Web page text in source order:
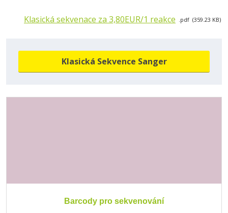
Klasická sekvenace za 3,80EUR/1 reakce pdf 359.23 KB
Klasická Sekvence Sanger
Barcody pro sekvenování